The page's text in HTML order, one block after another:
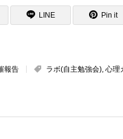
LINE Pin it
報告 ラボ(自主勉強会) 心理